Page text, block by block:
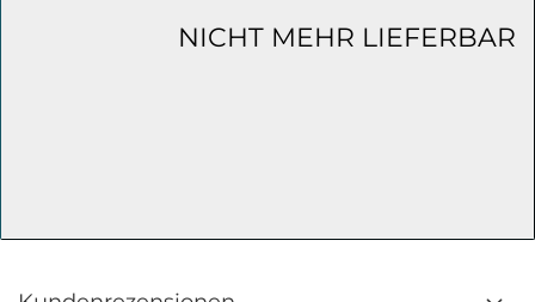
NICHT MEHR LIEFERBAR